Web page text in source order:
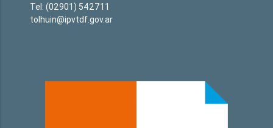
Tel: (02901) 542711
tolhuin@ipvtdf.gov.ar